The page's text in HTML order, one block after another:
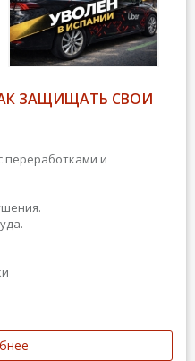
ЗАЩИЩАТЬ СВОИ
переработками и